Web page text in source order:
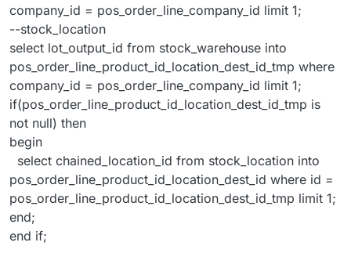
company_id = pos_order_line_company_id limit 1;
--stock_location
select lot_output_id from stock_warehouse into
pos_order_line_product_id_location_dest_id_tmp where
company_id = pos_order_line_company_id limit 1;
if(pos_order_line_product_id_location_dest_id_tmp is
not null) then
begin
select chained_location_id from stock_location into
pos_order_line_product_id_location_dest_id where id =
pos_order_line_product_id_location_dest_id_tmp limit 1;
end;
end if;